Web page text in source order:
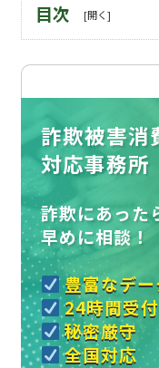
目次
詐欺被害消
対応事務所
詐欺にあった
早めに相談！
豊富なデー
24時間受
秘密厳守
全国対応